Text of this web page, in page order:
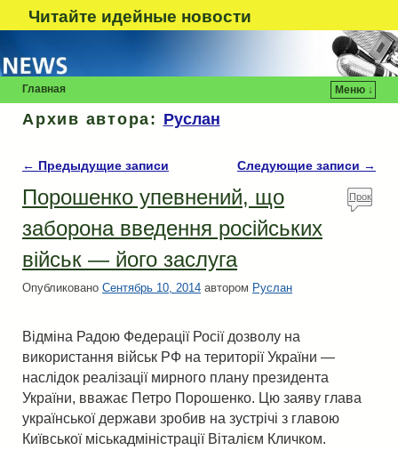
Читайте идейные новости
Главная Меню ↓
Архив автора: Руслан
Навигация по записям
← Предыдущие записи Следующие записи →
Порошенко упевнений, що
заборона введення російських
військ — його заслуга
Опубликовано Сентябрь 10, 2014 автором Руслан
Прок
омен
Відміна Радою Федерації Росії дозволу на
використання військ РФ на території України —
наслідок реалізації мирного плану президента
України, вважає Петро Порошенко. Цю заяву глава
української держави зробив на зустрічі з главою
Київської міськадміністрації Віталієм Кличком.